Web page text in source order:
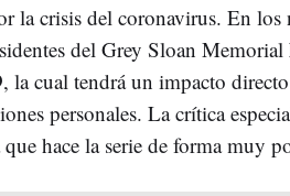
la crisis del coronavirus. En los
del Grey Sloan Memorial
, la cual tendrá un impacto
personales. La crítica
hace la serie de forma muy